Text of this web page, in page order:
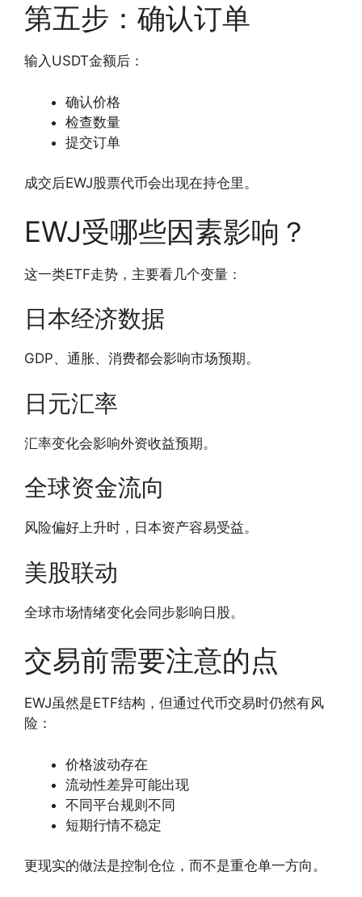
第五步：确认订单
输入USDT金额后：
确认价格
检查数量
提交订单
成交后EWJ股票代币会出现在持仓里。
EWJ受哪些因素影响？
这一类ETF走势，主要看几个变量：
日本经济数据
GDP、通胀、消费都会影响市场预期。
日元汇率
汇率变化会影响外资收益预期。
全球资金流向
风险偏好上升时，日本资产容易受益。
美股联动
全球市场情绪变化会同步影响日股。
交易前需要注意的点
EWJ虽然是ETF结构，但通过代币交易时仍然有风
险：
价格波动存在
流动性差异可能出现
不同平台规则不同
短期行情不稳定
更现实的做法是控制仓位，而不是重仓单一方向。